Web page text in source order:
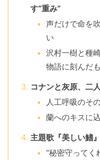
す“重み”
声だけで命を
い
沢村一樹と種
物語に刻んだ
コナンと灰原、二
人工呼吸のそ
蘭へのキスに
主題歌『美しい鰭
“秘密守ってく